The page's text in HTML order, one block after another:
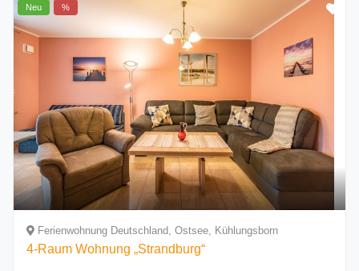
Neu %
Ferienwohnung Deutschland, Ostsee, Kühlungsborn
4-Raum Wohnung „Strandburg“